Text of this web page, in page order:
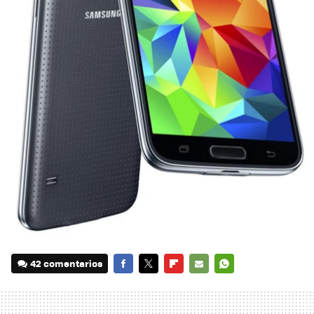
42 comentarios
MAIL